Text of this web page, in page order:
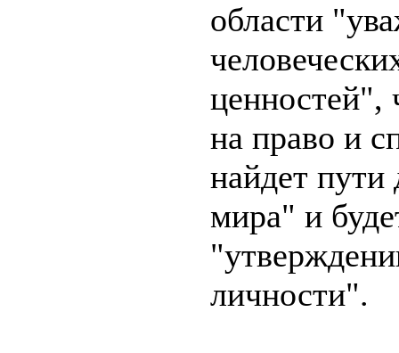
области
ценностей",
на право и
найдет пути
мира" и
личности".